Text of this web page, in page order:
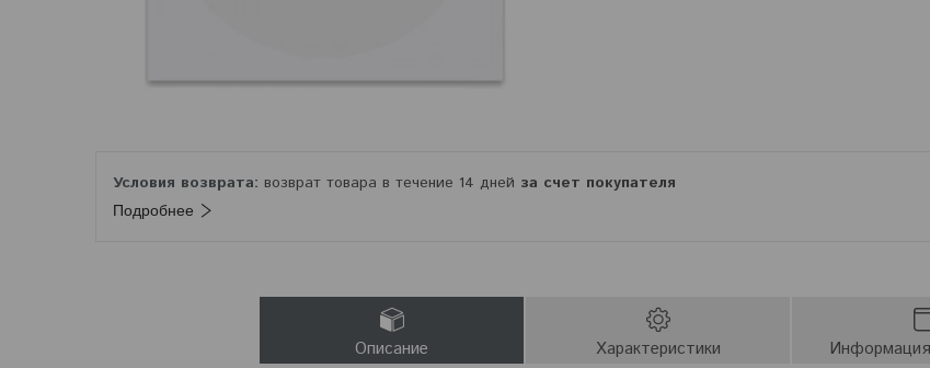
возврат товара в течение 14 дней за счет покупателя
Подробнее
Описание Характеристики